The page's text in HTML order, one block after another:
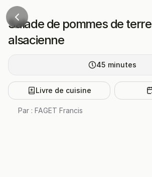
Salade de pommes de terre
alsacienne
45 minutes
Livre de cuisine
Par : FAGET Francis